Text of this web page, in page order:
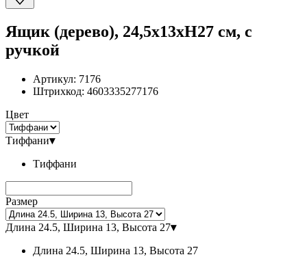
Ящик (дерево), 24,5x13xH27 см, с
ручкой
Артикул: 7176
Штрихкод: 4603335277176
Цвет
Тиффани▾
Тиффани
Размер
Длина 24.5, Ширина 13, Высота 27▾
Длина 24.5, Ширина 13, Высота 27